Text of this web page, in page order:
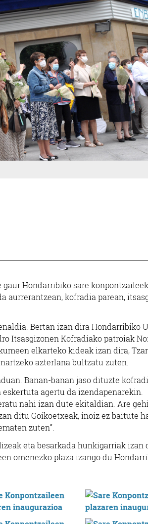
Hondarribiko sare
aurrerantzean, kofradia parean,
Bertan izan dira Hondarribiko
Itsasgizonen Kofradiako patroiak
elkarteko kideak izan dira,
azterlana bultzatu zuten.
Banan-banan jaso dituzte
agertu da izendapenarekin.
nahi izan dute ekitaldian. Are
ditu Goikoetxeak, inoiz ez baitute
zuten”.
eta besarkada hunkigarriak izan
omenezko plaza izango du
VITERI